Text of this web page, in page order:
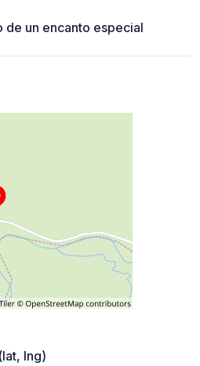
de un encanto especial
lng)